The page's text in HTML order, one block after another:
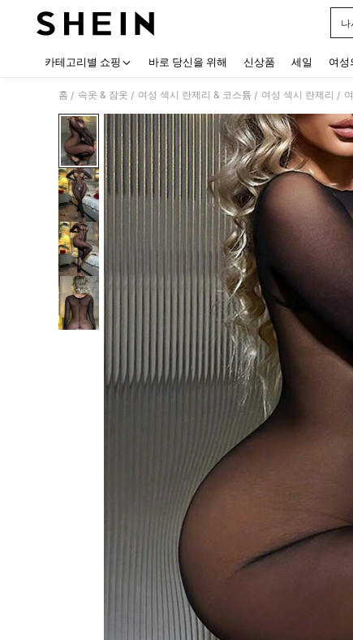
나
카테고리별 쇼핑 바로 당신을 위해 신상품 세일 여성
홈 / 속옷 & 잠옷 / 여성 섹시 란제리 & 코스튬 / 여성 섹시 란제리 /